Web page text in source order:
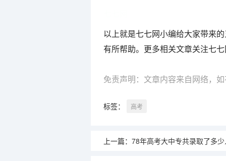
以上就是七七网小编给大家带来
有所帮助。更多相关文章关注七
免责声明：文章内容来自网络，
标签： 高考
上一篇： 78年高考大中专共录取了多